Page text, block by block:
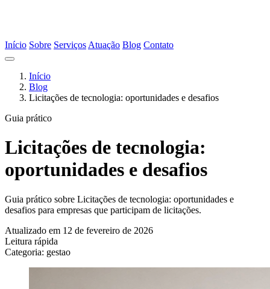
Início Sobre Serviços Atuação Blog Contato
Início
Blog
Licitações de tecnologia: oportunidades e desafios
Guia prático
Licitações de tecnologia:
oportunidades e desafios
Guia prático sobre Licitações de tecnologia: oportunidades e
desafios para empresas que participam de licitações.
Atualizado em 12 de fevereiro de 2026
Leitura rápida
Categoria: gestao